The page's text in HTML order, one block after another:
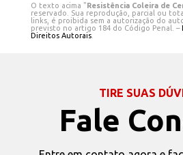
O texto acima "Resistência Coleira de
reservado. Sua reprodução, parcial ou
links, é proibida sem a autorização do
previsto no artigo 184 do Código Penal. –
Direitos Autorais.
TIRE SUAS
Fale